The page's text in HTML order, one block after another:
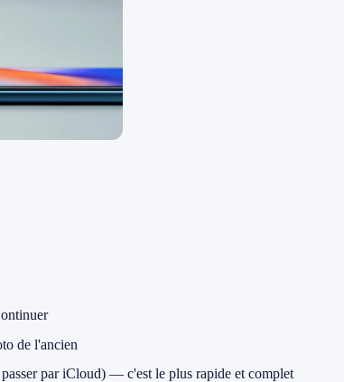
de l'ancien
par iCloud) — c'est le plus rapide et complet